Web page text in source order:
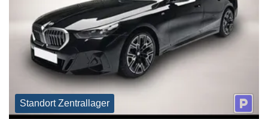
Standort Zentrallager